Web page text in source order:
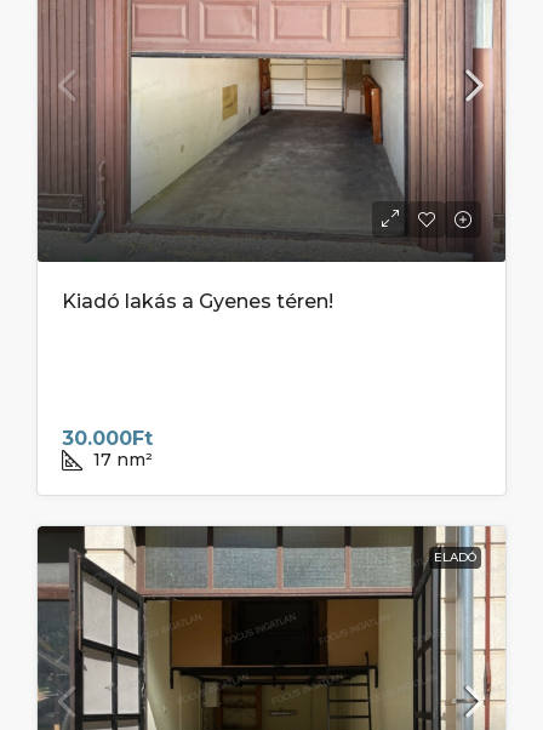
Kiadó lakás a Gyenes téren!
30.000Ft
17 nm²
ELADÓ